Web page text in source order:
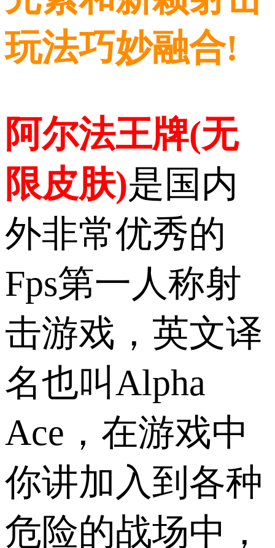
玩法巧妙融合!
阿尔法王牌(无
限皮肤)是国内
外非常优秀的
Fps第一人称射
击游戏，英文译
名也叫Alpha
Ace，在游戏中
你讲加入到各种
危险的战场中，